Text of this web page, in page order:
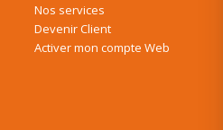
Nos services
Devenir Client
Activer mon compte Web